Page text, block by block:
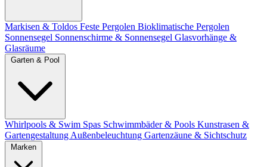
Markisen & Toldos Feste Pergolen Bioklimatische Pergolen
Sonnensegel Sonnenschirme & Sonnensegel Glasvorhänge &
Glasräume
Whirlpools & Swim Spas Schwimmbäder & Pools Kunstrasen &
Gartengestaltung Außenbeleuchtung Gartenzäune & Sichtschutz